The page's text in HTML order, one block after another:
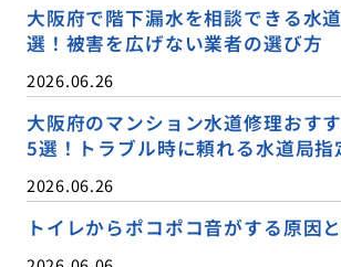
大阪府で階下漏水を相談できる水
選！被害を広げない業者の選び方
2026.06.26
大阪府のマンション水道修理おす
5選！トラブル時に頼れる水道局
2026.06.26
トイレからポコポコ音がする原因